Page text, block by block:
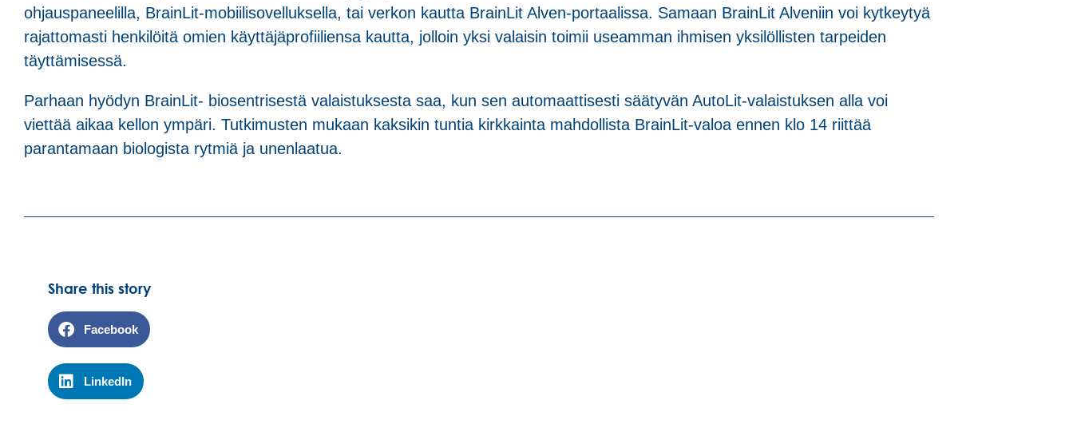
ohjauspaneelilla, BrainLit-mobiilisovelluksella, tai verkon kautta BrainLit Alven-portaalissa. Samaan BrainLit Alveniin voi kytkeytyä
rajattomasti henkilöitä omien käyttäjäprofiiliensa kautta, jolloin yksi valaisin toimii useamman ihmisen yksilöllisten tarpeiden
täyttämisessä.
Parhaan hyödyn BrainLit- biosentrisestä valaistuksesta saa, kun sen automaattisesti säätyvän AutoLit-valaistuksen alla voi
viettää aikaa kellon ympäri. Tutkimusten mukaan kaksikin tuntia kirkkainta mahdollista BrainLit-valoa ennen klo 14 riittää
parantamaan biologista rytmiä ja unenlaatua.
Share this story
Facebook
LinkedIn